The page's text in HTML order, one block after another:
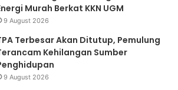
Murah Berkat KKN UGM
9 August 2026
Terbesar Akan Ditutup, Pemulung
Kehilangan Sumber
9 August 2026